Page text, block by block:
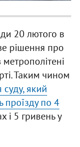
20 лютого в
рішення про
Таким чином
суду, який
проїзду по 4
і 5 гривень у